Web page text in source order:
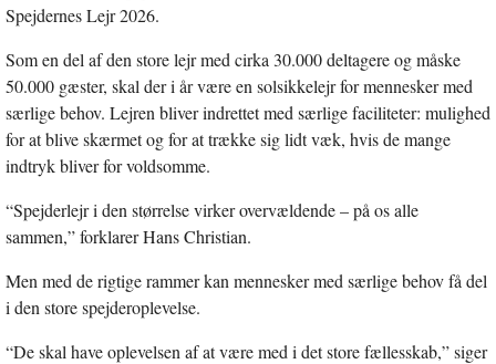
Spejdernes Lejr 2026.
Som en del af den store lejr med cirka 30.000 deltagere og måske
50.000 gæster, skal der i år være en solsikkelejr for mennesker med
særlige behov. Lejren bliver indrettet med særlige faciliteter: mulighed
for at blive skærmet og for at trække sig lidt væk, hvis de mange
indtryk bliver for voldsomme.
“Spejderlejr i den størrelse virker overvældende – på os alle
sammen,” forklarer Hans Christian.
Men med de rigtige rammer kan mennesker med særlige behov få del
i den store spejderoplevelse.
“De skal have oplevelsen af at være med i det store fællesskab,” siger